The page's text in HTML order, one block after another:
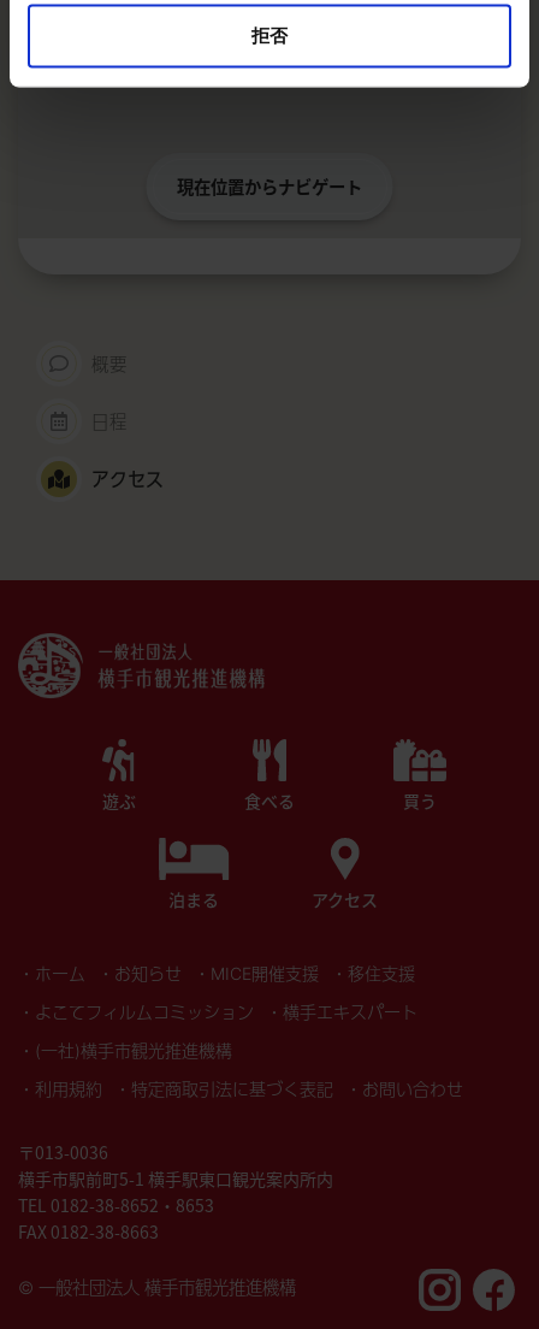
拒否
現在位置からナビゲート
概要
日程
アクセス
遊ぶ 食べる 買う
泊まる アクセス
・ホーム ・お知らせ ・MICE開催支援
・移住支援
・よこてフィルムコミッション
・横手エキスパート
・(一社)横手市観光推進機構
・利用規約
・特定商取引法に基づく表記 ・お問い合わせ
〒013-0036
横手市駅前町5-1 横手駅東口観光案内所内
TEL 0182-38-8652・8653
FAX 0182-38-8663
© 一般社団法人 横手市観光推進機構